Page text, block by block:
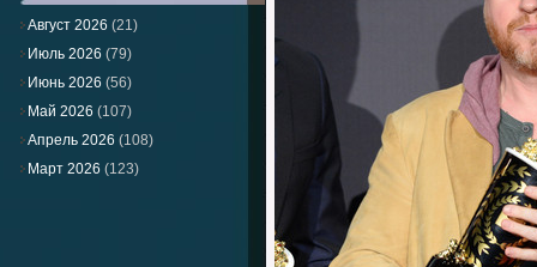
Август 2026 (21)
Июль 2026 (79)
Июнь 2026 (56)
Май 2026 (107)
Апрель 2026 (108)
Март 2026 (123)